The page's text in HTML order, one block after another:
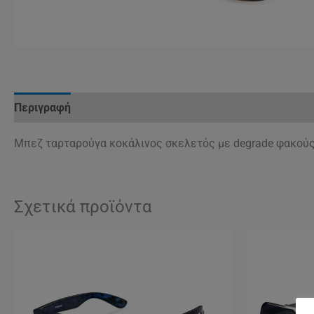
Περιγραφή
Μπεζ ταρταρούγα κοκάλινος σκελετός με degrade
Σχετικά προϊόντα